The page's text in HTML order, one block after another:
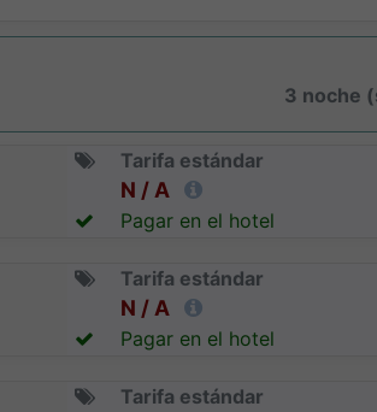
3 noche
Tarifa estándar
N / A
Pagar en el hotel
Tarifa estándar
N / A
Pagar en el hotel
Tarifa estándar